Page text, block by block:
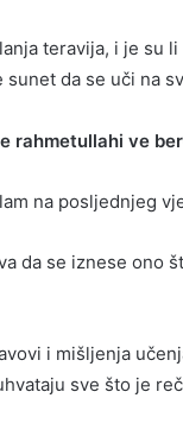
teravija, i je su
da se uči na
rahmetullahi ve
na posljednjeg
da se iznese ono
i mišljenja
sve što je